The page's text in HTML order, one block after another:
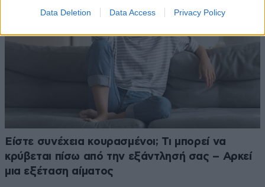
Data Deletion Data Access Privacy Policy
Είστε συνέχεια κουρασμένοι; Τι μπορεί να
κρύβεται πίσω από την εξάντλησή σας – Αρκεί
μια εξέταση αίματος